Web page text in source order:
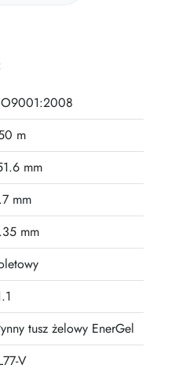
m
mm
mm
mm
tusz żelowy EnerGel
V